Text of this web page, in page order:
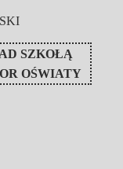
SZKOŁĄ
OŚWIATY